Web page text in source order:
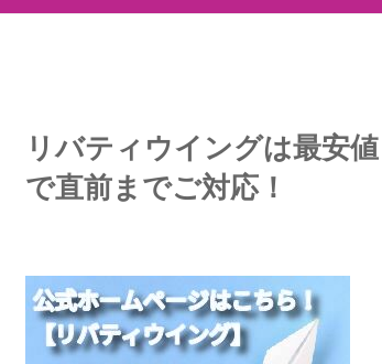
リバティウイングは最安値
で直前までご対応！